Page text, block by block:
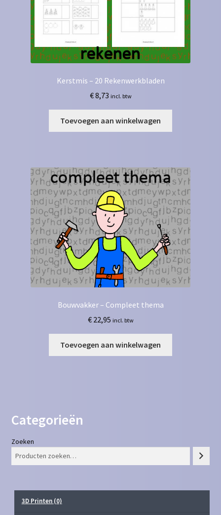
Kerstmis – 20 Rekenwerkbladen
€8,73 incl. btw
Toevoegen aan winkelwagen
Bouwvakker – Compleet thema
€22,95 incl. btw
Toevoegen aan winkelwagen
Categorieën
Zoeken
3D Printen (0)